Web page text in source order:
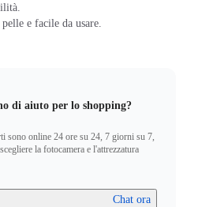
e facile da usare.
di aiuto per lo shopping?
sono online 24 ore su 24, 7 giorni su 7,
la fotocamera e l'attrezzatura
Chat ora